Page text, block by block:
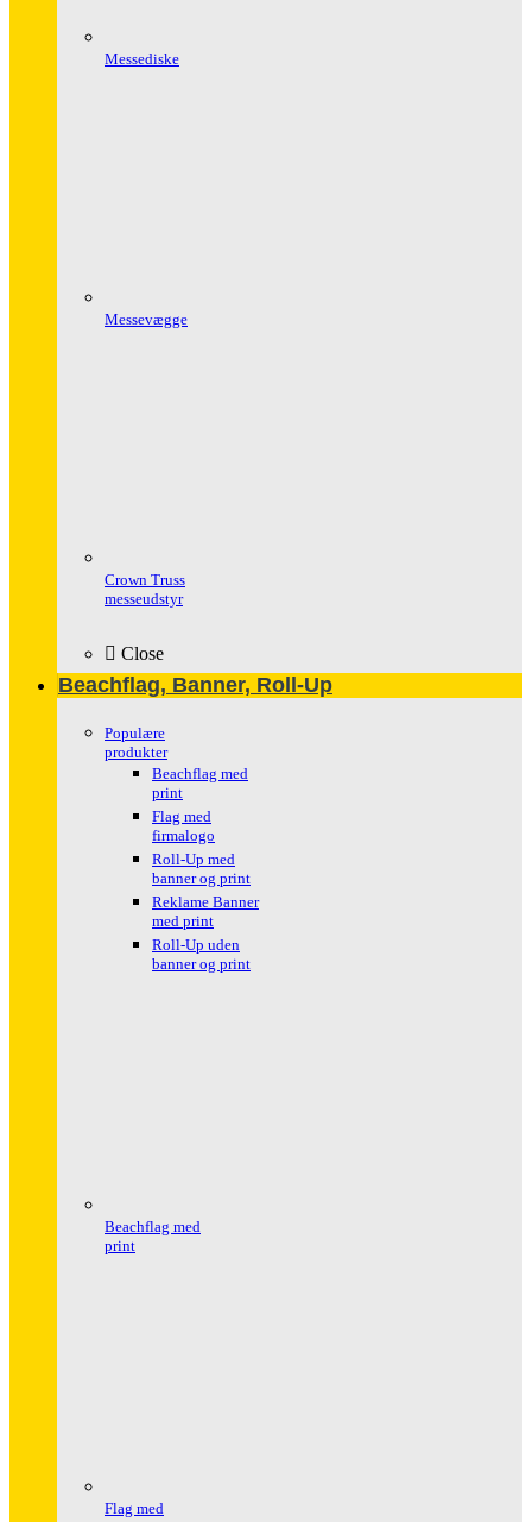
Messediske
Messevægge
Crown Truss
messeudstyr
Close
Beachflag, Banner, Roll-Up
Populære
produkter
Beachflag med
print
Flag med
firmalogo
Roll-Up med
banner og print
Reklame Banner
med print
Roll-Up uden
banner og print
Beachflag med
print
Flag med